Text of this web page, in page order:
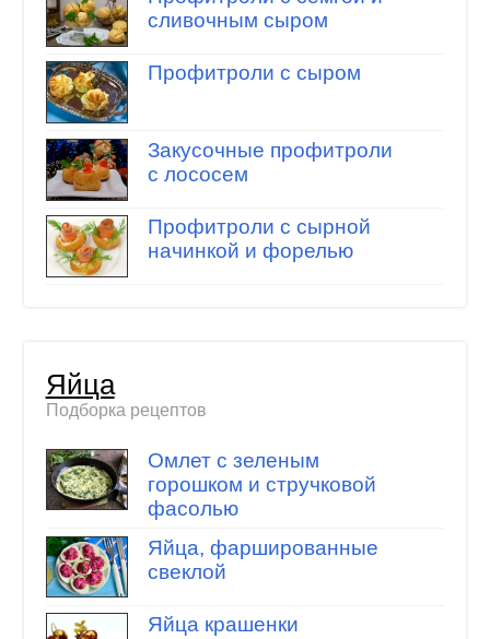
сливочным сыром
Профитроли с сыром
Закусочные профитроли
с лососем
Профитроли с сырной
начинкой и форелью
Яйца
Подборка рецептов
Омлет с зеленым
горошком и стручковой
фасолью
Яйца, фаршированные
свеклой
Яйца крашенки